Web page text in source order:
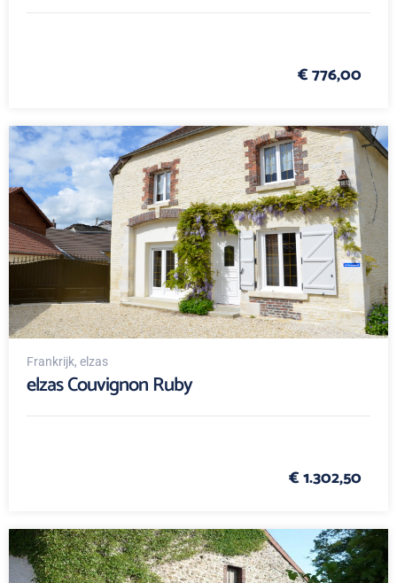
€ 776,00
Frankrijk, elzas
elzas Couvignon Ruby
€ 1.302,50